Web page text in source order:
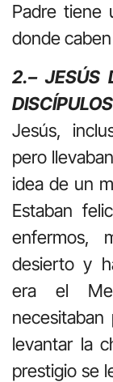
Padre tiene
donde
2.– JESÚS
Jesús,
pero
idea de un
Estaban
enfermos,
desierto y
era el
levantar la
prestigio se